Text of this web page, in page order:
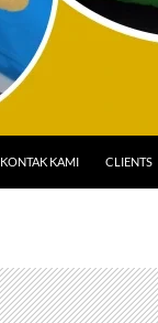
KONTAK KAMI CLIENTS